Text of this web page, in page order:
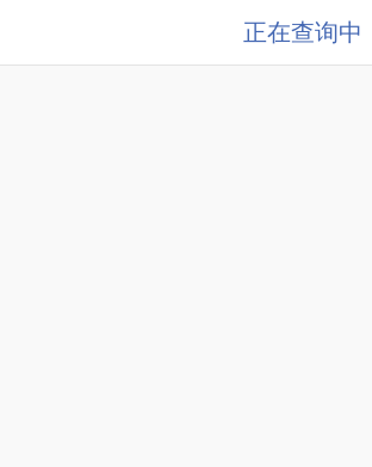
正在查询中